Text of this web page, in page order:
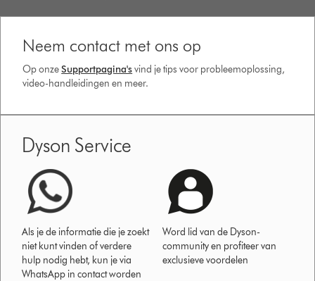
Neem contact met ons op
Op onzeSupportpagina'svind je tips voor probleemoplossing,
video-handleidingen en meer.
Dyson Service
Als je de informatie die je zoekt
niet kunt vinden of verdere
hulp nodig hebt, kun je via
WhatsApp in contact worden
Word lid van de Dyson-
community en profiteer van
exclusieve voordelen